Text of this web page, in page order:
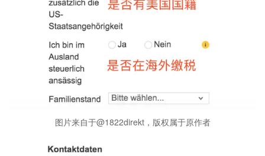
图片来自于@1822direkt，版权属于原作者